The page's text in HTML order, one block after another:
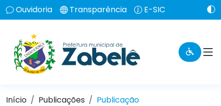
Ouvidoria Transparência E-SIC
Início Publicações Publicação